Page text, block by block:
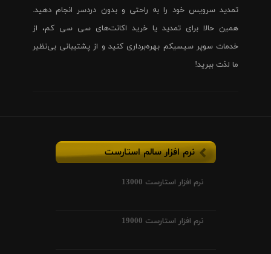
تمدید سرویس خود را به راحتی و بدون دردسر انجام دهید.
همین حالا برای تمدید یا خرید اکانت‌های سی سی کم، از
خدمات سوپر سیسیکم بهره‌برداری کنید و از پشتیبانی بی‌نظیر
ما لذت ببرید!
نرم افزار سالم استارست
نرم افزار استارست 13000
نرم افزار استارست 19000